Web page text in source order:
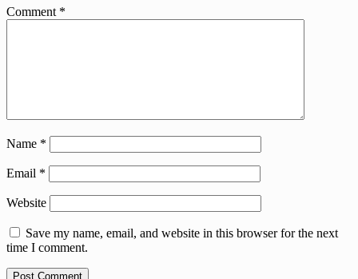
Comment *
Name *
Email *
Website
Save my name, email, and website in this browser for the next
time I comment.